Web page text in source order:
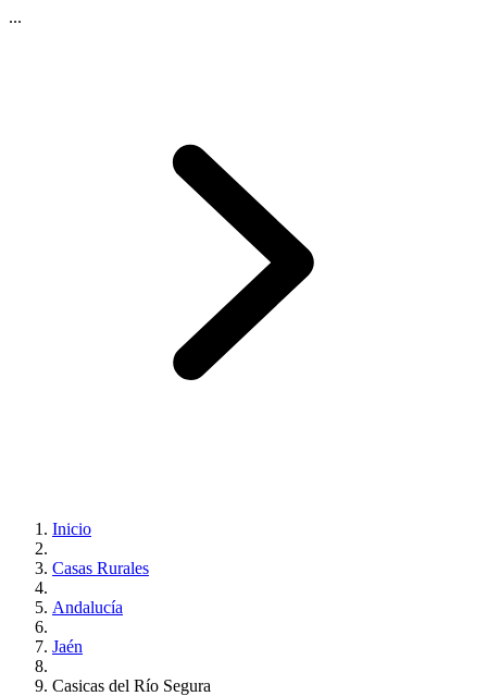
...
Inicio
Casas Rurales
Andalucía
Jaén
Casicas del Río Segura